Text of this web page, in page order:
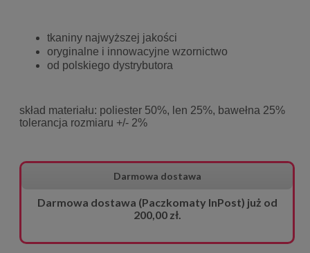
tkaniny najwyższej jakości
oryginalne i innowacyjne wzornictwo
od polskiego dystrybutora
skład materiału: poliester 50%, len 25%, bawełna 25%
tolerancja rozmiaru +/- 2%
Darmowa dostawa
Darmowa dostawa (Paczkomaty InPost) już od
200,00 zł.